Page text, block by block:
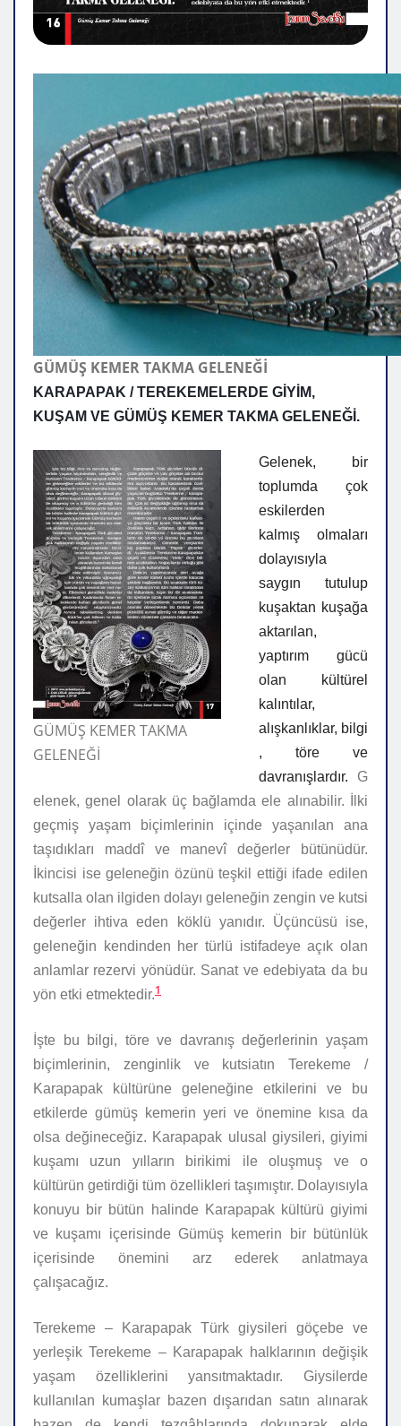
GÜMÜŞ KEMER TAKMA GELENEĞİ
KARAPAPAK / TEREKEMELERDE GİYİM,
KUŞAM VE GÜMÜŞ KEMER TAKMA GELENEĞİ.
GÜMÜŞ KEMER TAKMA
GELENEĞİ
Gelenek, bir
toplumda çok
eskilerden
kalmış olmaları
dolayısıyla
saygın tutulup
kuşaktan kuşağa
aktarılan,
yaptırım gücü
olan kültürel
kalıntılar,
alışkanlıklar, bilgi
, töre ve
davranışlardır. G
elenek, genel olarak üç bağlamda ele alınabilir. İlki
geçmiş yaşam biçimlerinin içinde yaşanılan ana
taşıdıkları maddî ve manevî değerler bütünüdür.
İkincisi ise geleneğin özünü teşkil ettiği ifade edilen
kutsalla olan ilgiden dolayı geleneğin zengin ve kutsi
değerler ihtiva eden köklü yanıdır. Üçüncüsü ise,
geleneğin kendinden her türlü istifadeye açık olan
anlamlar rezervi yönüdür. Sanat ve edebiyata da bu
yön etki etmektedir.1
İşte bu bilgi, töre ve davranış değerlerinin yaşam
biçimlerinin, zenginlik ve kutsiatın Terekeme /
Karapapak kültürüne geleneğine etkilerini ve bu
etkilerde gümüş kemerin yeri ve önemine kısa da
olsa değineceğiz. Karapapak ulusal giysileri, giyimi
kuşamı uzun yılların birikimi ile oluşmuş ve o
kültürün getirdiği tüm özellikleri taşımıştır. Dolayısıyla
konuyu bir bütün halinde Karapapak kültürü giyimi
ve kuşamı içerisinde Gümüş kemerin bir bütünlük
içerisinde önemini arz ederek anlatmaya
çalışacağız.
Terekeme – Karapapak Türk giysileri göçebe ve
yerleşik Terekeme – Karapapak halklarının değişik
yaşam özelliklerini yansıtmaktadır. Giysilerde
kullanılan kumaşlar bazen dışarıdan satın alınarak